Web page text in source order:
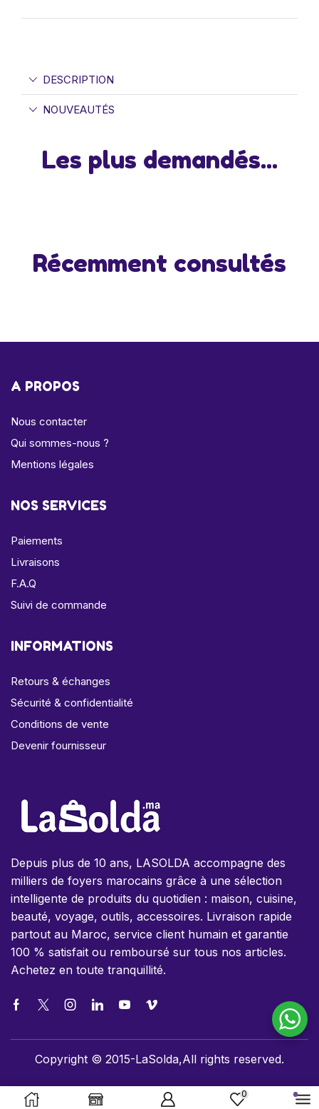
DESCRIPTION
NOUVEAUTÉS
Les plus demandés...
Récemment consultés
A PROPOS
Nous contacter
Qui sommes-nous ?
Mentions légales
NOS SERVICES
Paiements
Livraisons
F.A.Q
Suivi de commande
INFORMATIONS
Retours & échanges
Sécurité & confidentialité
Conditions de vente
Devenir fournisseur
Depuis plus de 10 ans, LASOLDA accompagne des
milliers de foyers marocains grâce à une sélection
intelligente de produits du quotidien : maison, cuisine,
beauté, voyage, outils, accessoires. Livraison rapide
partout au Maroc, service client humain et garantie
100 % satisfait ou remboursé sur tous nos articles.
Achetez en toute tranquillité.
Copyright © 2015-LaSolda,All rights reserved.
0